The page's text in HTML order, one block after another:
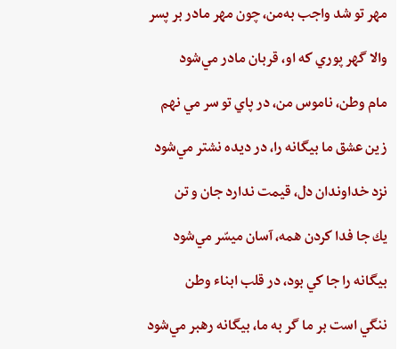
مهر تو شد واجب‌ به‌من،‌ چون‌ مهر مادر بر پسر
والا گهر پوري‌ كه او، قربان مادر مي‌شود
مام‌ وطن‌، ناموس‌ من‌، در پاي ‌تو سر مي نهم‌
زين‌ عشق‌ ما بيگانه را، در ديده ‌نشتر مي‌شود
نزد خداوندان دل،‌ قيمت‌ ندارد جان‌ و تن
يك جا فدا كردن‌ همه،‌ آسان ميسّر مي‌شود
بيگانه‌ را جا كي‌ بود، در قلب‌ ابناء وطن
ننگي ‌است ‌بر ما گر به ‌ما، بيگانه‌ رهبر مي‌شود